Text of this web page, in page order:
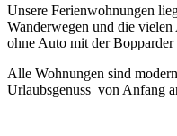
Unsere Ferienwohnungen
Wanderwegen und die
ohne Auto mit der Bopparder
Alle Wohnungen sind
Urlaubsgenuss von Anfang